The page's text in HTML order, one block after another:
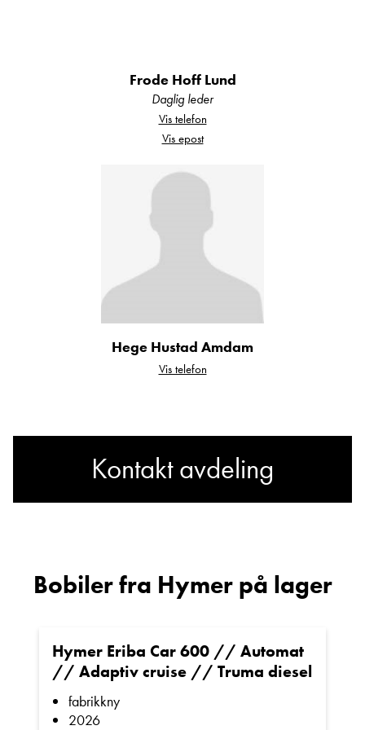
Markise – skaper en hyggelig uteplass på
Sykkelstativ – ta med syklene hvor du vil.
Ryggekamera – enklere manøvrering og
trygg parkering.
Parabol – underholdning hvor enn du
Kontakt oss for visning eller mer
Frode Hoff Lund
Daglig leder
Vis telefon
Vis epost
Hege Hustad Amdam
Vis telefon
Kontakt avdeling
B 654 CL?
Bobiler fra Hymer på lager
Hymer Eriba Car 600 // Automat
// Adaptiv cruise // Truma diesel
fabrikkny
2026